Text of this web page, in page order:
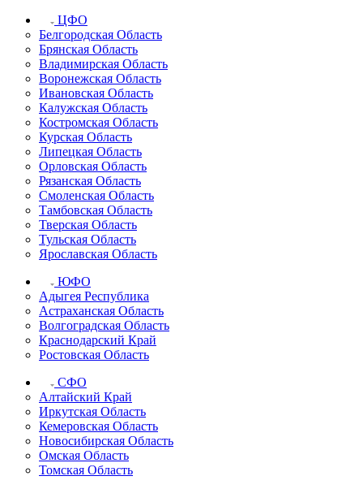
ЦФО
Белгородская Область
Брянская Область
Владимирская Область
Воронежская Область
Ивановская Область
Калужская Область
Костромская Область
Курская Область
Липецкая Область
Орловская Область
Рязанская Область
Смоленская Область
Тамбовская Область
Тверская Область
Тульская Область
Ярославская Область
ЮФО
Адыгея Республика
Астраханская Область
Волгоградская Область
Краснодарский Край
Ростовская Область
СФО
Алтайский Край
Иркутская Область
Кемеровская Область
Новосибирская Область
Омская Область
Томская Область